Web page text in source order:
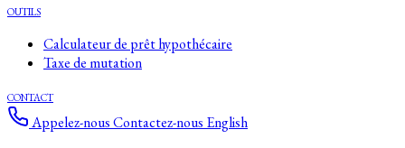
OUTILS
Calculateur de prêt hypothécaire
Taxe de mutation
CONTACT
Appelez-nousContactez-nous English